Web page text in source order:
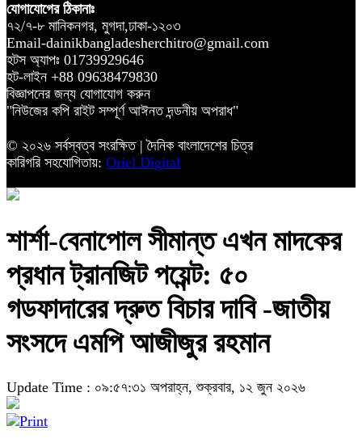
যোগাযোগের ঠিকানাঃ
৭২/৭-৮ মানিকনগর, মুগদা,ঢাকা-১২০৩
Email-dainikbangladesherchitro@gmail.com
হটস অ্যাপঃ 01739929646
হট-লাইন +88 09638479830
বিজ্ঞাপনের জন্য যোগাযোগ করুন
"নিউজের কপি রাইট সম্পূর্ণ আঈনত দন্ডনীয় অপরাধ"
© ২০২৬ সর্বস্বত্ব সংরক্ষিত | দৈনিক বাংলাদেশের চিত্র
কারিগরি সহযোগিতায়: Oriel Digital
শার্শা-বেনাপোল সীমান্ত এখন মাদকের
প্রধান ট্রানজিট পয়েন্ট: ৫০
গডফাদারের দ্রুত বিচার দাবি -জাতীয়
সংসদে এমপি আজীজুর রহমান
Update Time : ০৯:৫৭:৩১ অপরাহ্ন, শুক্রবার, ১২ জুন ২০২৬